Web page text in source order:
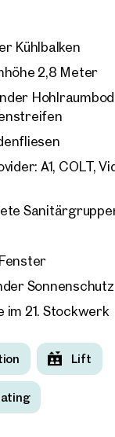
Lagerflächen
Kühlbalken
2,8 Meter
A1, COLT,
Sonnenschutz
im 21. Stockwerk
Lift